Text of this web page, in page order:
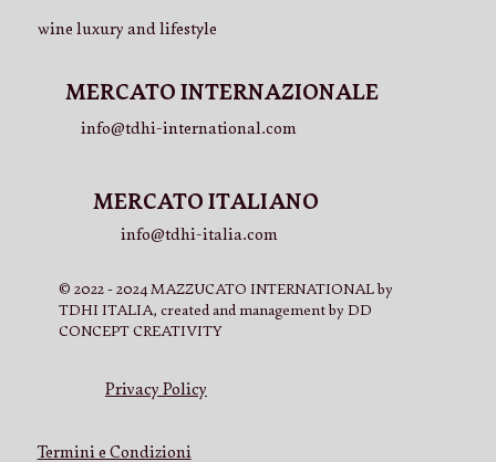
wine luxury and lifestyle
MERCATO INTERNAZIONALE
info@tdhi-international.com
MERCATO ITALIANO
info@tdhi-italia.com
© 2022 - 2024 MAZZUCATO INTERNATIONAL by
TDHI ITALIA, created and management by DD
CONCEPT CREATIVITY
Privacy Policy
Termini e Condizioni